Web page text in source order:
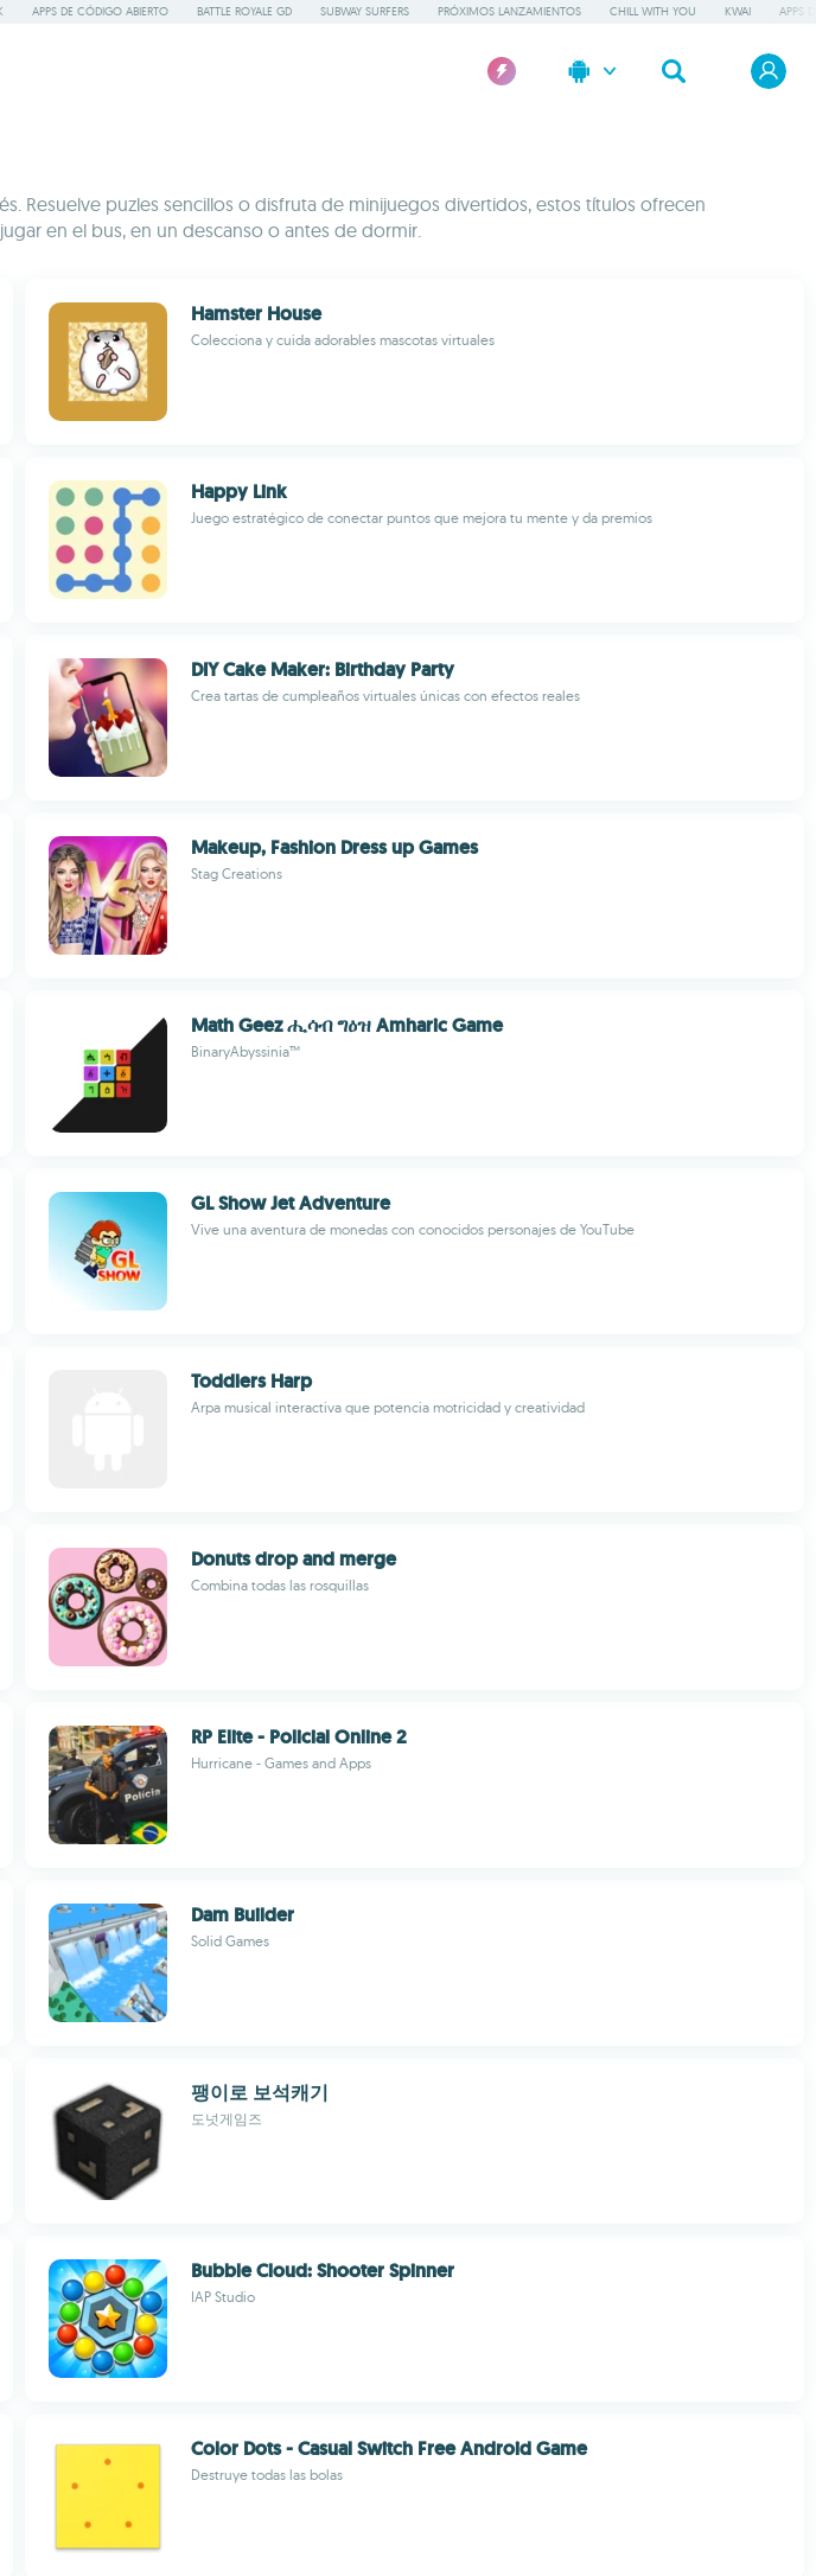
APPS DE CÓDIGO ABIERTO BATTLE ROYALE GD SUBWAY SURFERS PRÓXIMOS LANZAMIENTOS CHILL WITH YOU KWAI APPS
Resuelve puzles sencillos o disfruta de minijuegos divertidos, estos títulos ofrecen
en el bus, en un descanso o antes de dormir.
Hamster House
Colecciona y cuida adorables mascotas virtuales
Happy Link
Juego estratégico de conectar puntos que mejora tu mente y da premios
DIY Cake Maker: Birthday Party
Crea tartas de cumpleaños virtuales únicas con efectos reales
Makeup, Fashion Dress up Games
Stag Creations
Math Geez ሒሳብ ግዕዝ Amharic Game
BinaryAbyssinia™
GL Show Jet Adventure
Vive una aventura de monedas con conocidos personajes de YouTube
Toddlers Harp
Arpa musical interactiva que potencia motricidad y creatividad
Donuts drop and merge
Combina todas las rosquillas
RP Elite - Policial Online 2
Hurricane - Games and Apps
Dam Builder
Solid Games
팽이로 보석캐기
도넛게임즈
Bubble Cloud: Shooter Spinner
IAP Studio
Color Dots - Casual Switch Free Android Game
Destruye todas las bolas